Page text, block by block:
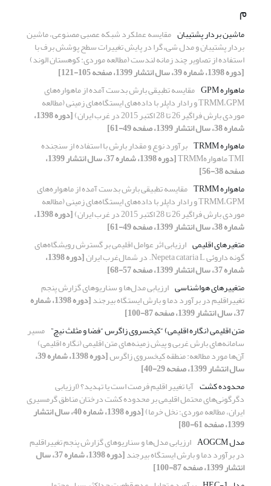
م
ماشین بردار پشتیبان مقایسه عملکرد شبکه عصبی مصنوعی، ماشین
بردار پشتیبان و مدل شیءگرا در پایش تغییرات سطح پوشش برف با
استفاده از تصاویر چند زمانه لندست (مطالعه موردی: کوهستان الوند)
[دوره 1398، شماره 39، سال انتشار 1399، صفحه 105-121]
ماهواره GPM
مقایسه تطبیقی بارش بدست آمده از ماهواره‌های
TRMM،GPM و رادار داپلر با داده‌های ایستگاه‌های زمینی (مطالعه
موردی بارش فراگیر 26 تا 28 اکتبر 2015 در غرب ایران) [دوره 1398،
شماره 38، سال انتشار 1399، صفحه 49-61]
ماهواره TRMM
برآورد نوع و مقدار بارش با استفاده از سنجنده
TMI ماهوارهTRMM [دوره 1398، شماره 37، سال انتشار 1399،
صفحه 38-56]
ماهواره TRMM
مقایسه تطبیقی بارش بدست آمده از ماهواره‌های
TRMM،GPM و رادار داپلر با داده‌های ایستگاه‌های زمینی (مطالعه
موردی بارش فراگیر 26 تا 28 اکتبر 2015 در غرب ایران) [دوره 1398،
شماره 38، سال انتشار 1399، صفحه 49-61]
متغیرهای اقلیمی ارزیابی اثر عوامل اقلیمی بر گسترش رویشگاه‌های
گونه داروئی Nepeta cataria L. در شمال‌غرب ایران [دوره 1398،
شماره 37، سال انتشار 1399، صفحه 57-68]
متغییرهای هواشناسی ارزیابی مدل‌ها و سناریوهای گزارش پنجم
تغییراقلیم در برآورد دما و بارش ایستگاه بیرجند [دوره 1398، شماره
37، سال انتشار 1399، صفحه 87-100]
متن اقلیمی (نگاره اقلیمی) “کیخسروی زاگرس “فضا و مثلث نیچ” مسیر
سامانه‌های بارش غربی و پیش زمینه‌های متن اقلیمی (نگاره اقلیمی)
آن‌ها مورد مطالعه: منطقه کیخسروی زاگرس [دوره 1398، شماره 39،
سال انتشار 1399، صفحه 29-40]
محدوده کشت آیا تغییر اقلیم فرصت است یا تهدید؟ (ارزیابی
دگرگونی‌های محتمل اقلیمی بر محدوده کشت درختان مناطق گرمسیری
ایران، مطالعه موردی؛ نخل خرما) [دوره 1398، شماره 40، سال انتشار
1399، صفحه 61-80]
مدل AOGCM
ارزیابی مدل‌ها و سناریوهای گزارش پنجم تغییراقلیم
در برآورد دما و بارش ایستگاه بیرجند [دوره 1398، شماره 37، سال
انتشار 1399، صفحه 87-100]